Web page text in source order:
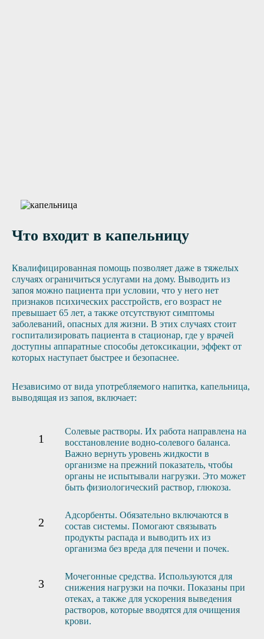
Что входит в капельницу
Квалифицированная помощь позволяет даже в тяжелых
случаях ограничиться услугами на дому. Выводить из
запоя можно пациента при условии, что у него нет
признаков психических расстройств, его возраст не
превышает 65 лет, а также отсутствуют симптомы
заболеваний, опасных для жизни. В этих случаях стоит
госпитализировать пациента в стационар, где у врачей
доступны аппаратные способы детоксикации, эффект от
которых наступает быстрее и безопаснее.
Независимо от вида употребляемого напитка, капельница,
выводящая из запоя, включает:
Солевые растворы. Их работа направлена на
восстановление водно-солевого баланса.
Важно вернуть уровень жидкости в
организме на прежний показатель, чтобы
органы не испытывали нагрузки. Это может
быть физиологический раствор, глюкоза.
Адсорбенты. Обязательно включаются в
состав системы. Помогают связывать
продукты распада и выводить их из
организма без вреда для печени и почек.
Мочегонные средства. Используются для
снижения нагрузки на почки. Показаны при
отеках, а также для ускорения выведения
растворов, которые вводятся для очищения
крови.